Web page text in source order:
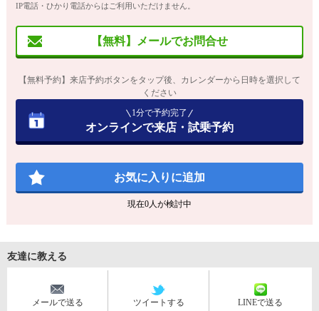
IP電話・ひかり電話からはご利用いただけません。
【無料】メールでお問合せ
【無料予約】来店予約ボタンをタップ後、カレンダーから日時を選択して
ください
1分で予約完了
オンラインで来店・試乗予約
お気に入りに追加
現在0人が検討中
友達に教える
メールで送る ツイートする LINEで送る